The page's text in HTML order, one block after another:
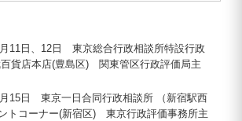
11日、12日 東京総合行政相談所特設行政
貨店本店(豊島区) 関東管区行政評価局主
15日 東京一日合同行政相談所 （新宿駅西
トコーナー(新宿区) 東京行政評価事務所主